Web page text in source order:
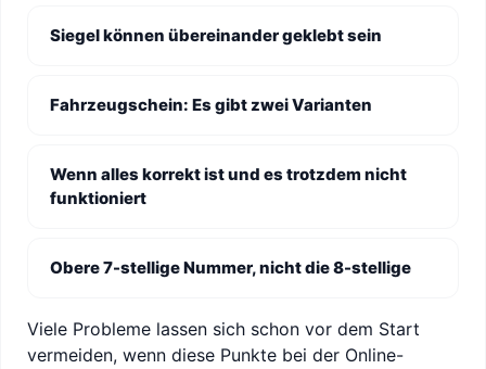
Siegel können übereinander geklebt sein
Fahrzeugschein: Es gibt zwei Varianten
Wenn alles korrekt ist und es trotzdem nicht
funktioniert
Obere 7-stellige Nummer, nicht die 8-stellige
Viele Probleme lassen sich schon vor dem Start
vermeiden, wenn diese Punkte bei der Online-